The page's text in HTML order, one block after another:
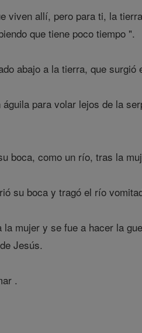
viven allí, pero para ti, la
que tiene poco tiempo ".
abajo a la tierra, que
para volar lejos de la
boca, como un río, tras la
su boca y tragó el río
mujer y se fue a hacer la
Jesús.
.